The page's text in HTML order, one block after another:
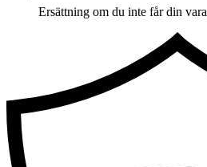
Ersättning om du inte får din vara